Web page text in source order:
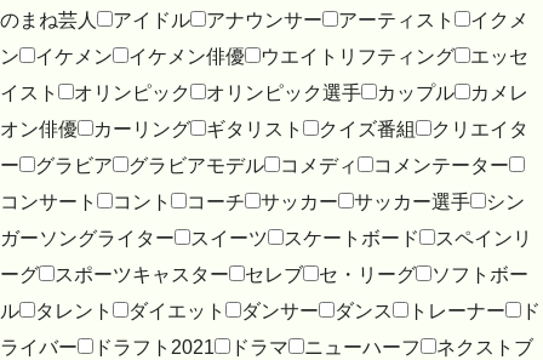
のまね芸人
アイドル アナウンサー アーティスト
イクメ
ン
イケメン イケメン俳優 ウエイトリフティング
エッセ
イスト
オリンピック オリンピック選手 カップル
カメレ
オン俳優
カーリング ギタリスト クイズ番組
クリエイタ
ー
グラビア グラビアモデル コメディ
コメンテーター
コンサート
コント コーチ サッカー サッカー選手
シン
ガーソングライター
スイーツ スケートボード
スペインリ
ーグ
スポーツキャスター セレブ セ・リーグ
ソフトボー
ル
タレント ダイエット ダンサー ダンス トレーナー
ド
ライバー
ドラフト2021 ドラマ ニューハーフ
ネクストブ